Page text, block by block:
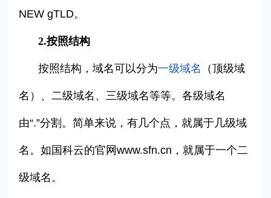
NEW gTLD。
2.按照结构
按照结构，域名可以分为一级域名 （顶级域
名）、二级域名、三级域名等等。各级域名
由“.”分割。简单来说，有几个点，就属于几级域
名。如国科云的官网www.sfn.cn，就属于一个二
级域名。